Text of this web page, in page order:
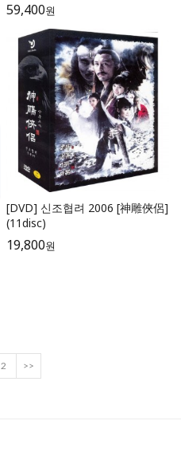
59,400원
[DVD] 신조협려 2006 [神雕俠侶]
(11disc)
19,800원
2 >>